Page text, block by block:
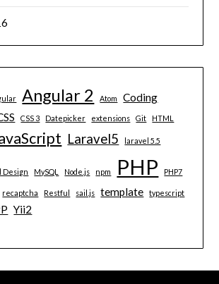
Angular 2 Atom Coding
CSS 3 Datepicker extensions Git HTML
Laravel5 laravel 5.5
Design MySQL Node.js npm PHP PHP7
recaptcha Restful sail.js template
typescript
Yii2